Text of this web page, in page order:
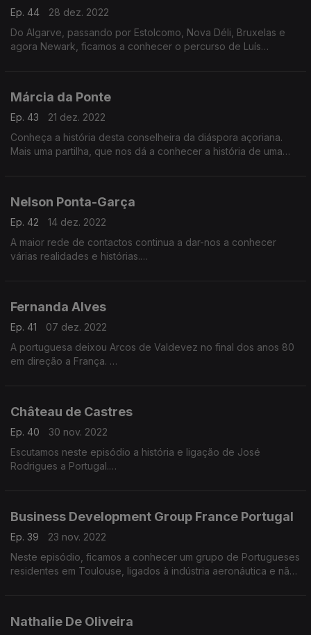
Ep. 44
28 dez. 2022
Do Algarve, passando por Estolcomo, Nova Déli, Bruxelas e
agora Newark, ficamos a conhecer o percurso de Luís
Márcia da Ponte
Ep. 43
21 dez. 2022
Conheça a história desta conselheira da diáspora açoriana.
Mais uma partilha, que nos dá a conhecer a história de uma
Nelson Ponta-Garça
Ep. 42
14 dez. 2022
A maior rede de contactos continua a dar-nos a conhecer
várias realidades e histórias.
Fernanda Alves
Ep. 41
07 dez. 2022
A portuguesa deixou Arcos de Valdevez no final dos anos 80
em direção a França.
Château de Castres
Ep. 40
30 nov. 2022
Escutamos neste episódio a história e ligação de José
Rodrigues a Portugal.
Business Development Group France Portugal
Ep. 39
23 nov. 2022
Neste episódio, ficamos a conhecer um grupo de Portugueses
residentes em Toulouse, ligados à indústria aeronáutica e não
Nathalie De Oliveira